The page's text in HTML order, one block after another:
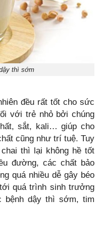
thì sớm
đều rất tốt cho sức
với trẻ nhỏ bởi chúng
sắt, kali… giúp cho
cũng như trí tuệ. Tuy
thì lại không hề tốt
đường, các chất bảo
quá nhiều dễ gây béo
quá trình sinh trưởng
bệnh dậy thì sớm, tim